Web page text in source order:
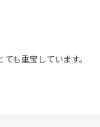
も重宝しています。